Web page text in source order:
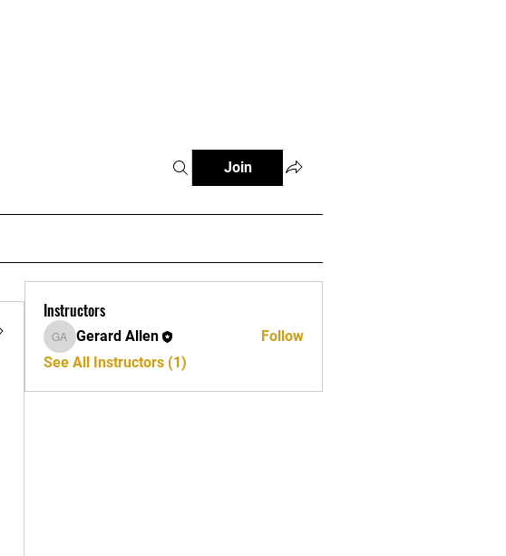
Join
Instructors
Gerard Allen
Gerard Allen
Follow
See All Instructors (1)